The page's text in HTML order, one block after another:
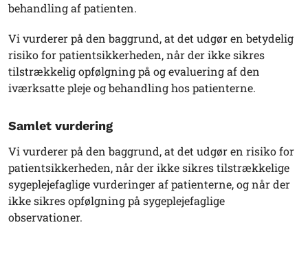
behandling af patienten.
Vi vurderer på den baggrund, at det udgør en betydelig
risiko for patientsikkerheden, når der ikke sikres
tilstrækkelig opfølgning på og evaluering af den
iværksatte pleje og behandling hos patienterne.
Samlet vurdering
Vi vurderer på den baggrund, at det udgør en risiko for
patientsikkerheden, når der ikke sikres tilstrækkelige
sygeplejefaglige vurderinger af patienterne, og når der
ikke sikres opfølgning på sygeplejefaglige
observationer.